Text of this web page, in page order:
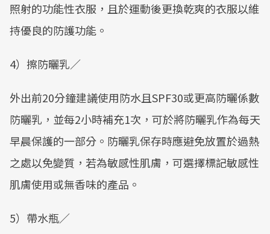
照射的功能性衣服，且於運動後更換乾爽的衣服以維
持優良的防護功能。
4）擦防曬乳／
外出前20分鐘建議使用防水且SPF30或更高防曬係數
防曬乳，並每2小時補充1次，可於將防曬乳作為每天
早晨保護的一部分。防曬乳保存時應避免放置於過熱
之處以免變質，若為敏感性肌膚，可選擇標記敏感性
肌膚使用或無香味的產品。
5）帶水瓶／